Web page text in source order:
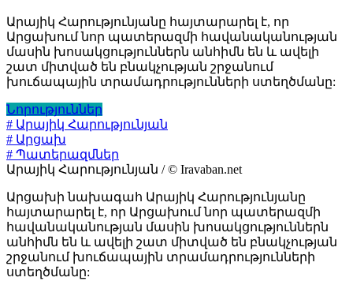
Արայիկ Հարությունյանը հայտարարել է, որ
Արցախում նոր պատերազմի հավանականության
մասին խոսակցություններն անհիմն են և ավելի
շատ միտված են բնակչության շրջանում
խուճապային տրամադրությունների ստեղծմանը:
Նորություններ
# Արայիկ Հարությունյան
# Արցախ
# Պատերազմներ
Արայիկ Հարությունյան / © Iravaban.net
Արցախի նախագահ Արայիկ Հարությունյանը
հայտարարել է, որ Արցախում նոր պատերազմի
հավանականության մասին խոսակցություններն
անհիմն են և ավելի շատ միտված են բնակչության
շրջանում խուճապային տրամադրությունների
ստեղծմանը: